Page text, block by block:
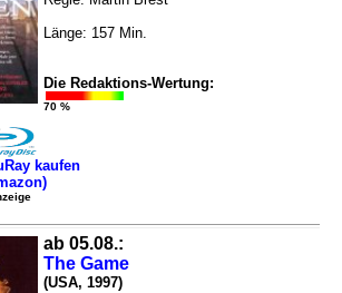
Länge: 157 Min.
Die Redaktions-Wertung:
70 %
kaufen
ab 05.08.:
The Game
(USA, 1997)